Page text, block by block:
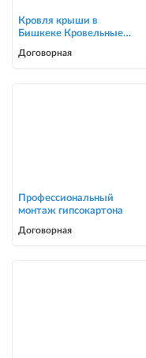
Кровля крыши в
Бишкеке Кровельные
Договорная
Профессиональный
монтаж гипсокартона
Договорная